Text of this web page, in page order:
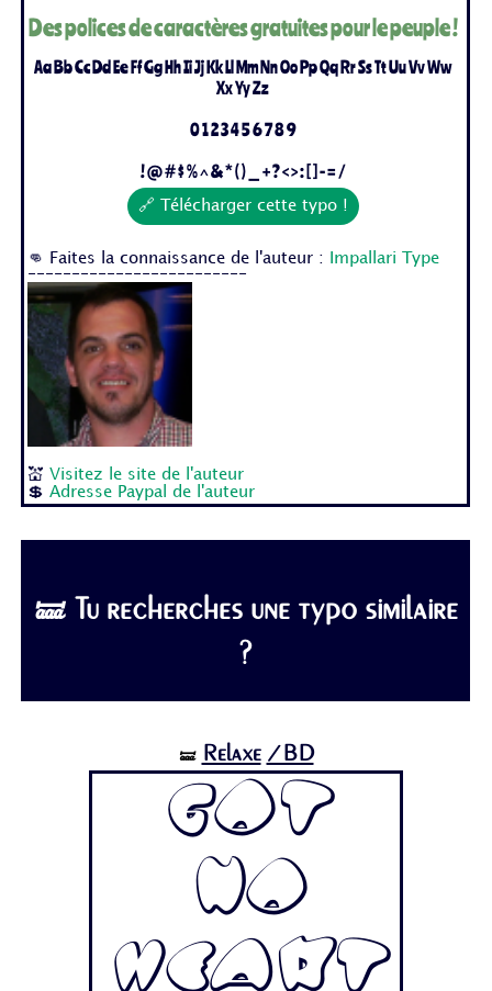
Des polices de caractères gratuites pour le peuple !
Aa Bb Cc Dd Ee Ff Gg Hh Ii Jj Kk Ll Mm Nn Oo Pp Qq Rr Ss Tt Uu Vv Ww
Xx Yy Zz
0 1 2 3 4 5 6 7 8 9
! @ # $ % ^ & * ( ) _ + ? < > : [ ] - = /
🔗 Télécharger cette typo !
👊 Faites la connaissance de l'auteur :
Impallari Type
-------------------------
💒 Visitez le site de l'auteur
💲Adresse Paypal de l'auteur
🝛 Tu recherches une typo similaire
?
🝛 Relaxe /BD
Got
No
Heart